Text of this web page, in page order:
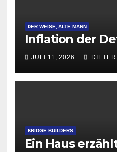
DER WEISE, ALTE MANN
Inflation der
JULI 11, 2026
BRIDGE BUILDERS
Ein Haus